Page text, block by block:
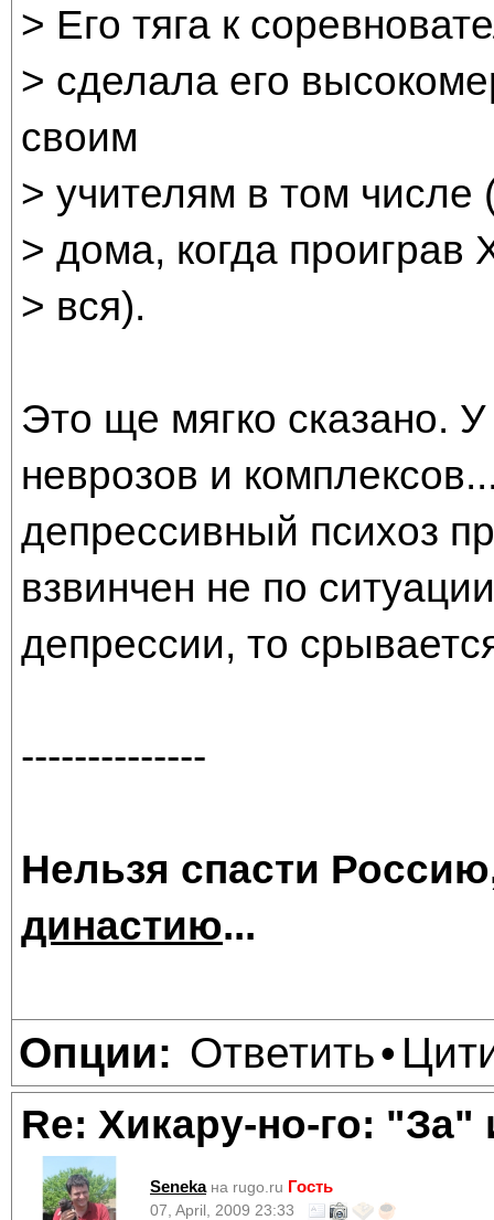
> Его тяга к
> сделала его
своим
> учителям в том числе
> дома, когда проиграв
> вся).
Это ще мягко сказано.
неврозов и
депрессивный психоз
взвинчен не по
депрессии, то
--------------
Нельзя спасти
династию...
Опции: Ответить•
Re: Хикару-но-го:
Seneka на rugo.ru Гость
07, April, 2009 23:33